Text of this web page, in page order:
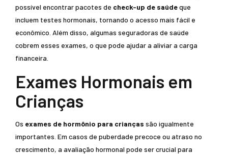
possível encontrar pacotes de check-up de saúdeque
incluem testes hormonais, tornando o acesso mais fácil e
econômico. Além disso, algumas seguradoras de saúde
cobrem esses exames, o que pode ajudar a aliviar a carga
financeira.
Exames Hormonais em
Crianças
Os exames de hormônio para crianças são igualmente
importantes. Em casos de puberdade precoce ou atraso no
crescimento, a avaliação hormonal pode ser crucial para